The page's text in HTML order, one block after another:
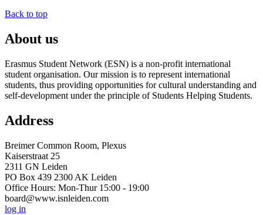
Back to top
About us
Erasmus Student Network (ESN) is a non-profit international
student organisation. Our mission is to represent international
students, thus providing opportunities for cultural understanding and
self-development under the principle of Students Helping Students.
Address
Breimer Common Room, Plexus
Kaiserstraat 25
2311 GN Leiden
PO Box 439 2300 AK Leiden
Office Hours: Mon-Thur 15:00 - 19:00
board@www.isnleiden.com
log in